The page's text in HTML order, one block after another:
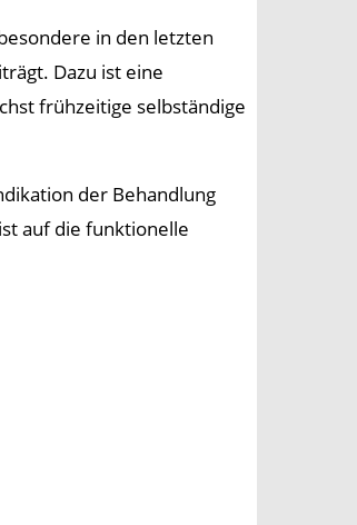
in den letzten
Dazu ist eine
frühzeitige selbständige
der Behandlung
auf die funktionelle